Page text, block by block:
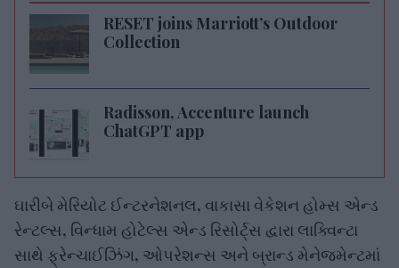
RESET joins Marriott’s Outdoor
Collection
Radisson, Accenture launch
ChatGPT app
ઘારીબે મેરિયોટ ઈન્ટરનેશનલ, વાકાસા વેકેશન હોમ્સ એન્ડ
રેન્ટલ્સ, વિન્ધામ હોટેલ્સ એન્ડ રિસોર્ટ્સ દ્વારા લાક્વિન્ટા
સાથે ફ્રેન્ચાઈઝિંગ, ઓપરેશન્સ અને બ્રાન્ડ મેનેજમેન્ટમાં